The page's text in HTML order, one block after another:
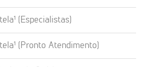
(Especialistas)
(Pronto Atendimento)